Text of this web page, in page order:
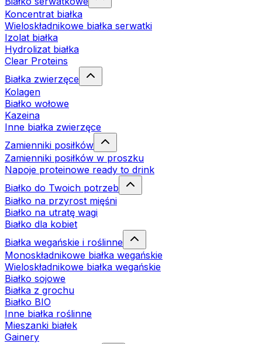
Koncentrat białka
Wieloskładnikowe białka serwatki
Izolat białka
Hydrolizat białka
Clear Proteins
Białka zwierzęce
Kolagen
Białko wołowe
Kazeina
Inne białka zwierzęce
Zamienniki posiłków
Zamienniki posiłków w proszku
Napoje proteinowe ready to drink
Białko do Twoich potrzeb
Białko na przyrost mięśni
Białko na utratę wagi
Białko dla kobiet
Białka wegańskie i roślinne
Monoskładnikowe białka wegańskie
Wieloskładnikowe białka wegańskie
Białko sojowe
Białka z grochu
Białko BIO
Inne białka roślinne
Mieszanki białek
Gainery